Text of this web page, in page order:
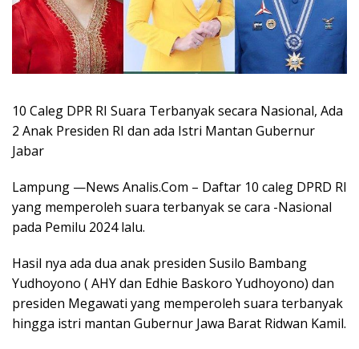
10 Caleg DPR RI Suara Terbanyak secara Nasional, Ada
2 Anak Presiden RI dan ada Istri Mantan Gubernur
Jabar
Lampung —News Analis.Com – Daftar 10 caleg DPRD RI
yang memperoleh suara terbanyak se cara -Nasional
pada Pemilu 2024 lalu.
Hasil nya ada dua anak presiden Susilo Bambang
Yudhoyono ( AHY dan Edhie Baskoro Yudhoyono) dan
presiden Megawati yang memperoleh suara terbanyak
hingga istri mantan Gubernur Jawa Barat Ridwan Kamil.